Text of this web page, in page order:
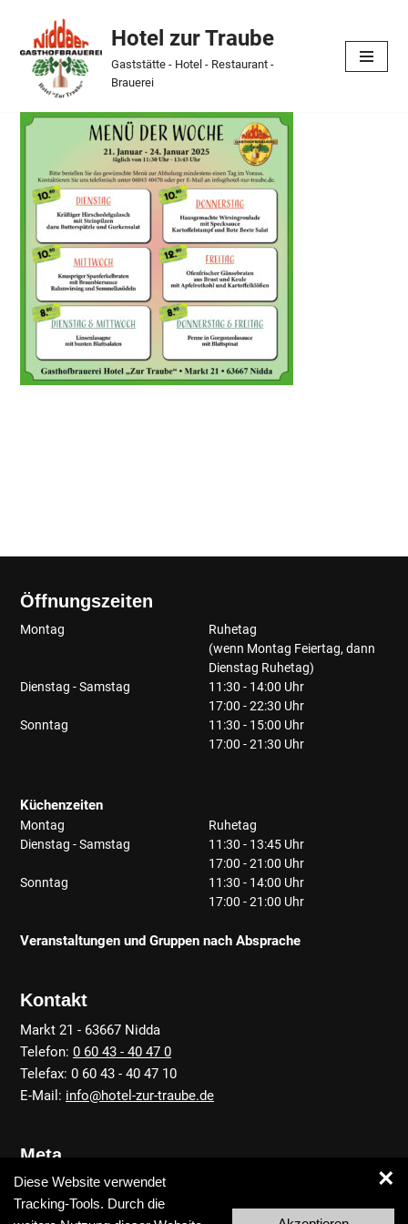
Skip
content
Hotel zur Traube
Gaststätte - Hotel - Restaurant -
Brauerei
Öffnungszeiten
Montag
Ruhetag
(wenn Montag Feiertag, dann
Dienstag Ruhetag)
Dienstag - Samstag
11:30 - 14:00 Uhr
17:00 - 22:30 Uhr
Sonntag
11:30 - 15:00 Uhr
17:00 - 21:30 Uhr
Küchenzeiten
Montag
Ruhetag
Dienstag - Samstag
11:30 - 13:45 Uhr
17:00 - 21:00 Uhr
Sonntag
11:30 - 14:00 Uhr
17:00 - 21:00 Uhr
Veranstaltungen und Gruppen nach Absprache
Kontakt
Markt 21 - 63667 Nidda
Telefon: 0 60 43 - 40 47 0
Telefax: 0 60 43 - 40 47 10
E-Mail: info@hotel-zur-traube.de
Meta
Anfahrt
Kontakt
×
Diese Website verwendet
Tracking-Tools. Durch die